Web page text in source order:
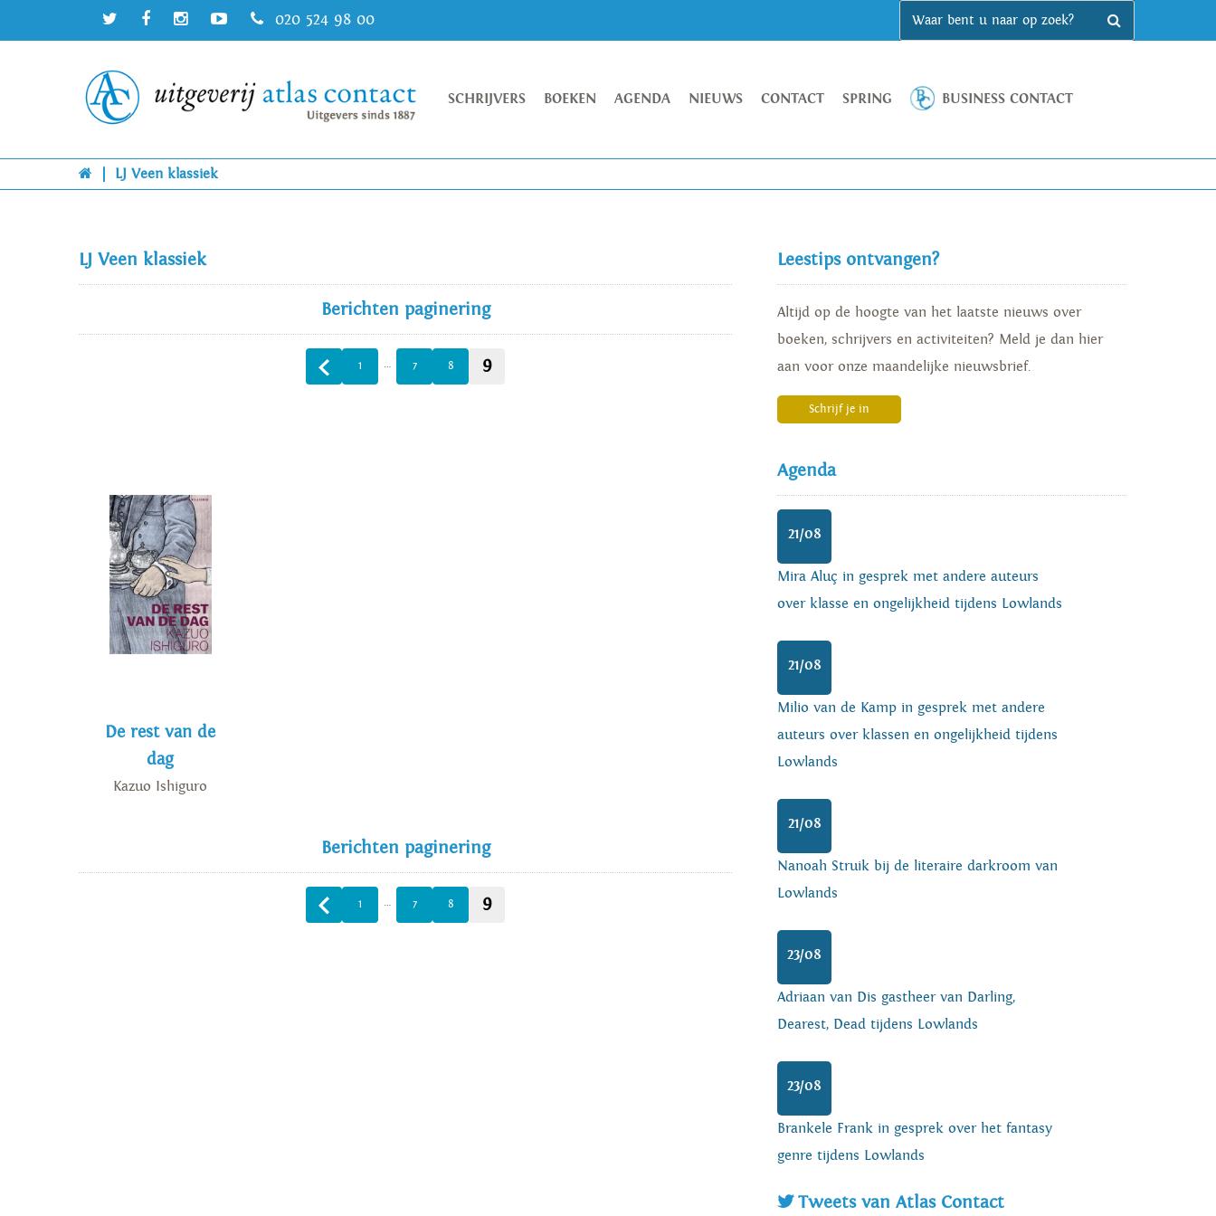
020 524 98 00
SCHRIJVERS BOEKEN AGENDA NIEUWS CONTACT SPRING BUSINESS CONTACT
LJ Veen klassiek
LJ Veen klassiek
Berichten paginering
1 … 7 8 9
De rest van de
dag
Kazuo Ishiguro
Berichten paginering
1 … 7 8 9
Leestips ontvangen?
Altijd op de hoogte van het laatste nieuws over
boeken, schrijvers en activiteiten? Meld je dan hier
aan voor onze maandelijke nieuwsbrief.
Schrijf je in
Agenda
21/08
Mira Aluç in gesprek met andere auteurs
over klasse en ongelijkheid tijdens Lowlands
21/08
Milio van de Kamp in gesprek met andere
auteurs over klassen en ongelijkheid tijdens
Lowlands
21/08
Nanoah Struik bij de literaire darkroom van
Lowlands
23/08
Adriaan van Dis gastheer van Darling,
Dearest, Dead tijdens Lowlands
23/08
Brankele Frank in gesprek over het fantasy
genre tijdens Lowlands
Tweets van Atlas Contact